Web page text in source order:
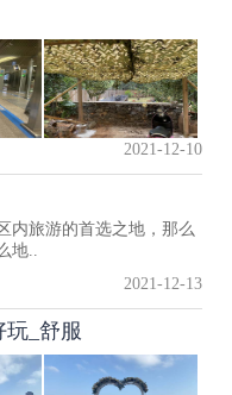
2021-12-10
内旅游的首选之地，那么
地..
2021-12-13
玩_舒服